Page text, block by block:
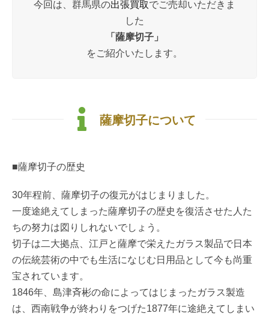
今回は、群馬県の出張買取でご売却いただきま
した
「薩摩切子」
をご紹介いたします。
薩摩切子について
■薩摩切子の歴史
30年程前、薩摩切子の復元がはじまりました。
一度途絶えてしまった薩摩切子の歴史を復活させた人た
ちの努力は図りしれないでしょう。
切子は二大拠点、江戸と薩摩で栄えたガラス製品で日本
の伝統芸術の中でも生活になじむ日用品として今も尚重
宝されています。
1846年、島津斉彬の命によってはじまったガラス製造
は、西南戦争が終わりをつげた1877年に途絶えてしまい